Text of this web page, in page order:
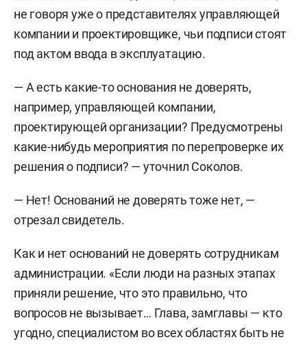
Миронов, желая помочь своей матери,
«действовал с корыстными и личными
мотивами», согласовывая перепланировку,
которой нарушил права жильцов дома.
не говоря уже о представителях управляющей
компании и проектировщике, чьи подписи стоят
под актом ввода в эксплуатацию.
— А есть какие-то основания не доверять,
например, управляющей компании,
проектирующей организации? Предусмотрены
какие-нибудь мероприятия по перепроверке их
решения о подписи? — уточнил Соколов.
— Нет! Оснований не доверять тоже нет, —
отрезал свидетель.
Как и нет оснований не доверять сотрудникам
администрации. «Если люди на разных этапах
приняли решение, что это правильно, что
вопросов не вызывает… Глава, замглавы — кто
угодно, специалистом во всех областях быть не